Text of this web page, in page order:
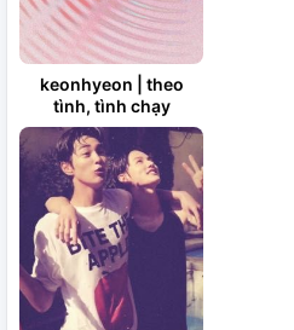
keonhyeon | theo
tình, tình chạy